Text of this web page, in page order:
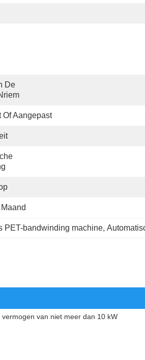
De
Of Aangepast
PET-bandwinding machine,
vermogen van niet meer dan 10 kW